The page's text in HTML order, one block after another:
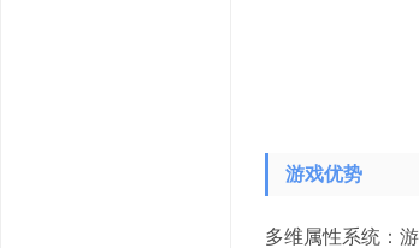
游戏优势
多维属性系统：